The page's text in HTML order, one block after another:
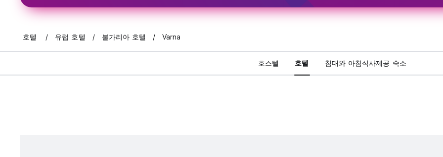
호텔 유럽 호텔 불가리아 호텔 Varna
호스텔 호텔 침대와 아침식사제공 숙소